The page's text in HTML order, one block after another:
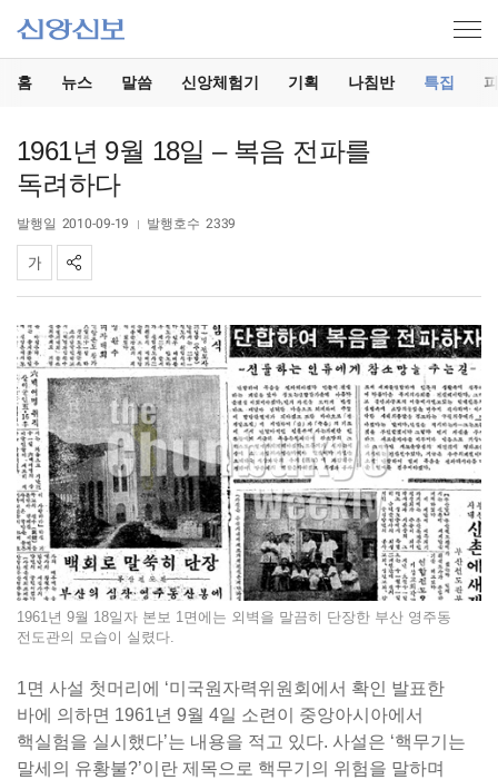
홈 뉴스 말씀 신앙체험기 기획 나침반 특집
1961년 9월 18일 – 복음 전파를
독려하다
발행일 2010-09-19 발행호수 2339
1961년 9월 18일자 본보 1면에는 외벽을 말끔히 단장한 부산 영주동
전도관의 모습이 실렸다.
1면 사설 첫머리에 ‘미국원자력위원회에서 확인 발표한
바에 의하면 1961년 9월 4일 소련이 중앙아시아에서
핵실험을 실시했다’는 내용을 적고 있다. 사설은 ‘핵무기는
말세의 유황불?’이란 제목으로 핵무기의 위험을 말하며